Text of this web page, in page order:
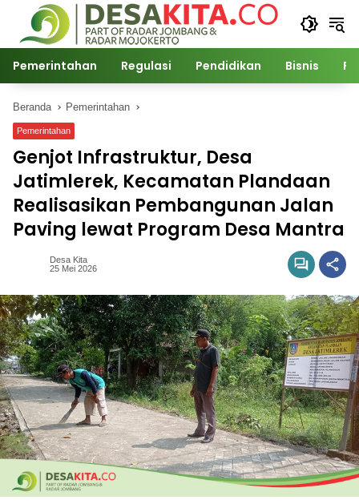
Langsung
konten
Pemerintahan Regulasi Pendidikan Bisnis
Beranda Pemerintahan
Pemerintahan
Genjot Infrastruktur, Desa
Jatimlerek, Kecamatan Plandaan
Realisasikan Pembangunan Jalan
Paving lewat Program Desa Mantra
Desa Kita
25 Mei 2026